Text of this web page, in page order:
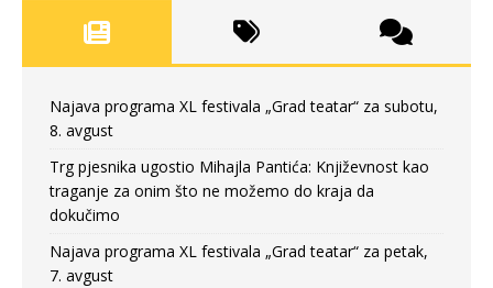
Najava programa XL festivala „Grad teatar“ za subotu,
8. avgust
Trg pjesnika ugostio Mihajla Pantića: Književnost kao
traganje za onim što ne možemo do kraja da
dokučimo
Najava programa XL festivala „Grad teatar“ za petak,
7. avgust